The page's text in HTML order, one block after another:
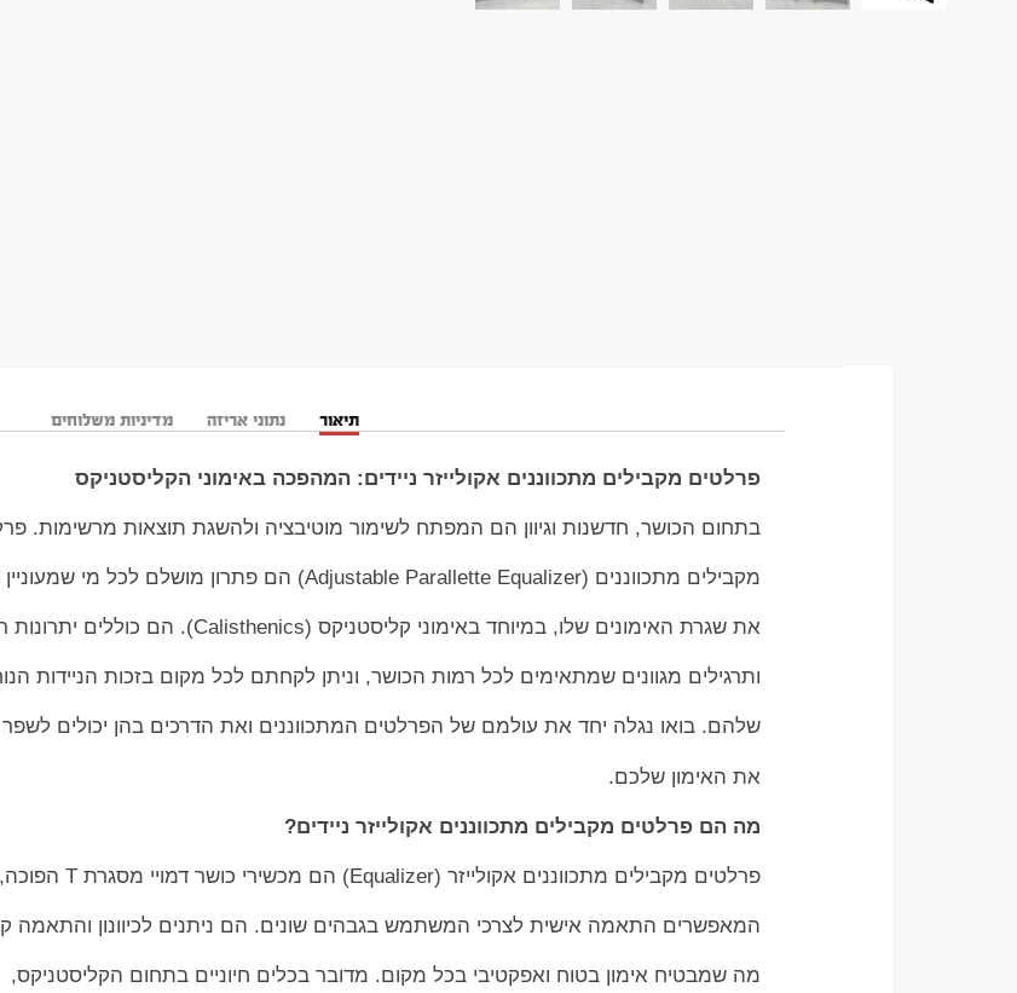
תיאור נתוני אריזה מדיניות משלוחים
פרלטים מקבילים מתכווננים אקולייזר ניידים: המהפכה באימוני הקליסטניקס
בתחום הכושר, חדשנות וגיוון הם המפתח לשימור מוטיבציה ולהשגת תוצאות מרשימות.
מקבילים מתכווננים (Adjustable Parallette Equalizer) הם פתרון מושלם לכל מי שמעוניין לשדרג
את שגרת האימונים שלו, במיוחד באימוני קליסטניקס (Calisthenics). הם כוללים יתרונות רבים
ותרגילים מגוונים שמתאימים לכל רמות הכושר, וניתן לקחתם לכל מקום בזכות הניידות
שלהם. בואו נגלה יחד את עולמם של הפרלטים המתכווננים ואת הדרכים בהן יכולים לשפר
את האימון שלכם.
מה הם פרלטים מקבילים מתכווננים אקולייזר ניידים?
פרלטים מקבילים מתכווננים אקולייזר (Equalizer) הם מכשירי כושר דמויי מסגרת T הפוכה,
המאפשרים התאמה אישית לצרכי המשתמש בגבהים שונים. הם ניתנים לכיוונון והתאמה
מה שמבטיח אימון בטוח ואפקטיבי בכל מקום. מדובר בכלים חיוניים בתחום הקליסטניקס,